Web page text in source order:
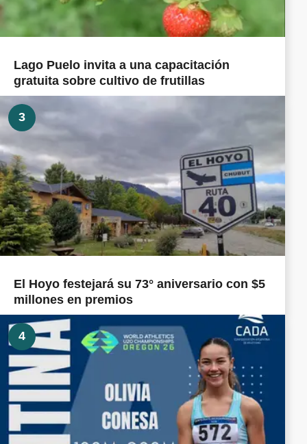
Lago Puelo invita a una capacitación
gratuita sobre cultivo de frutillas
3
El Hoyo festejará su 73° aniversario con $5
millones en premios
4